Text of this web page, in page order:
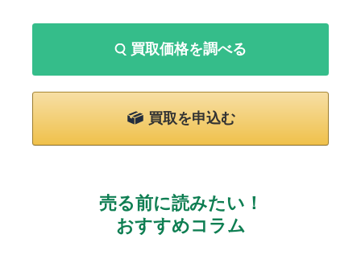
買取価格を調べる
買取を申込む
売る前に読みたい！
おすすめコラム